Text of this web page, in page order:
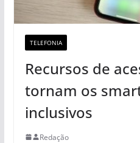
TELEFONIA
Recursos de
tornam os
inclusivos
Redação